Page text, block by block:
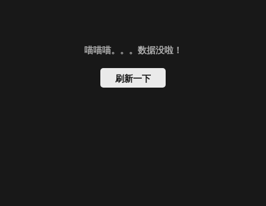
喵喵喵。。。数据没啦！
刷新一下